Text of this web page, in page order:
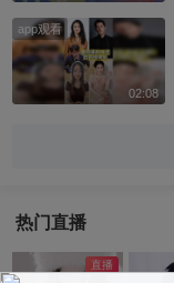
app观看
02:08
热门直播